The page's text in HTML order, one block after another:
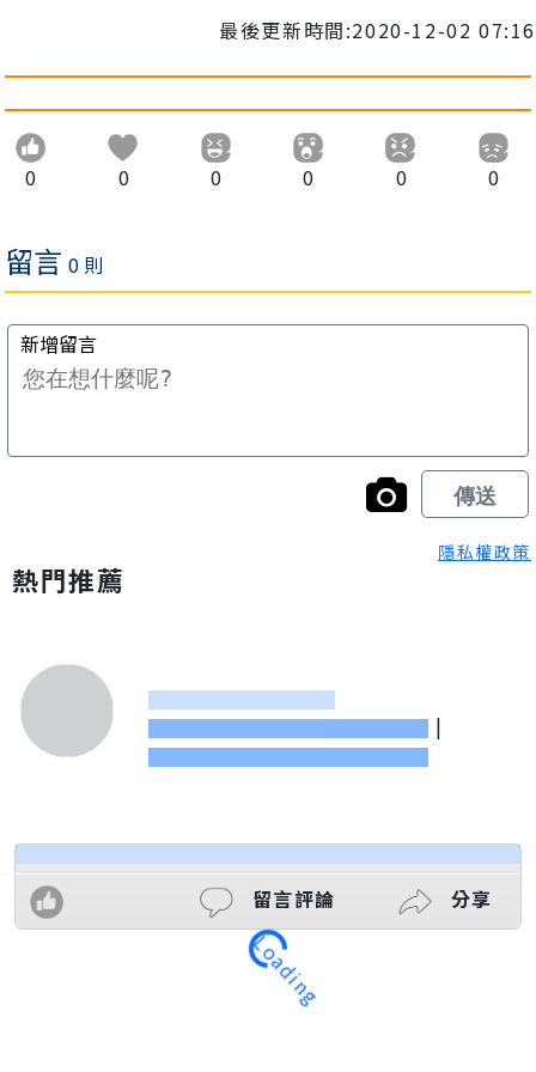
最後更新時間:2020-12-02 07:16
0 0 0 0 0 0
隱私權政策
熱門推薦
|
留言評論 分享
Loading